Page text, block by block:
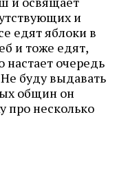
и
едят яблоки в
и тоже едят,
настает очередь
Не буду выдавать
общин он
про несколько